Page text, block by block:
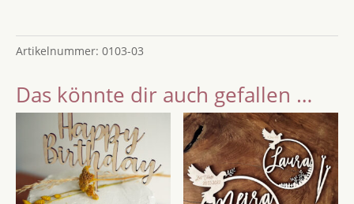
und
Ziffern
Menge
Artikelnummer: 0103-03
Das könnte dir auch gefallen …